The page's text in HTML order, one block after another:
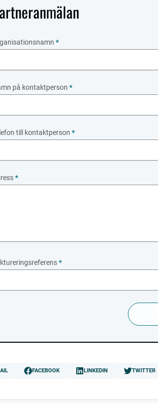
*
på kontaktperson *
till kontaktperson *
*
*
FACEBOOK LINKEDIN TWITTER